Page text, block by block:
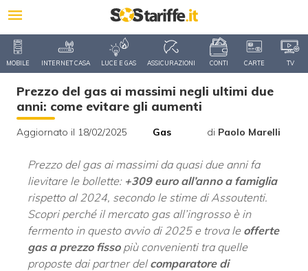
MOBILE INTERNET CASA LUCE E GAS ASSICURAZIONI CONTI CARTE TV
Prezzo del gas ai massimi negli ultimi due
anni: come evitare gli aumenti
Aggiornato il 18/02/2025 Gas di Paolo Marelli
Prezzo del gas ai massimi da quasi due anni fa
lievitare le bollette: +309 euro all’anno a famiglia
rispetto al 2024, secondo le stime di Assoutenti.
Scopri perché il mercato gas all’ingrosso è in
fermento in questo avvio di 2025 e trova le offerte
gas a prezzo fissopiù convenienti tra quelle
proposte dai partner del comparatore di